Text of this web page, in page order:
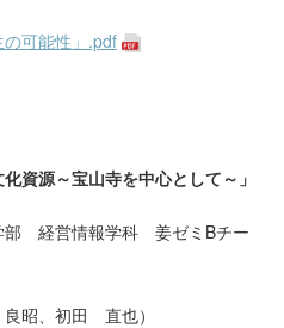
の可能性」.pdf
資源～宝山寺を中心として～」
部 経営情報学科 姜ゼミBチー
昭、初田 直也）